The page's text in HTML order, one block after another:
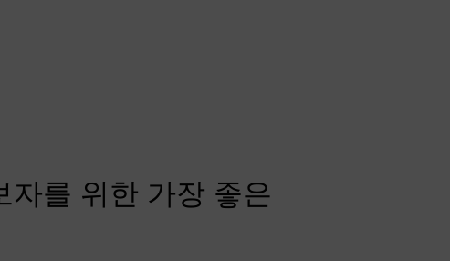
를 위한 가장 좋은